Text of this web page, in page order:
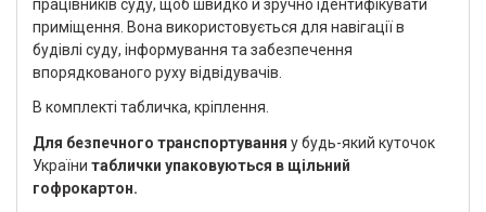
працівників суду, щоб швидко й зручно ідентифікувати
приміщення. Вона використовується для навігації в
будівлі суду, інформування та забезпечення
впорядкованого руху відвідувачів.
В комплекті табличка, кріплення.
Для безпечного транспортування у будь-який куточок
України таблички упаковуються в щільний
гофрокартон.